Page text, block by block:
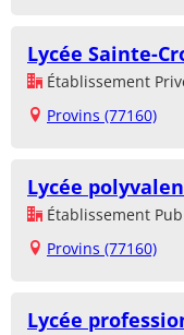
Lycée Sainte-
Établissement
Provins (77160)
Lycée
Établissement
Provins (77160)
Lycée